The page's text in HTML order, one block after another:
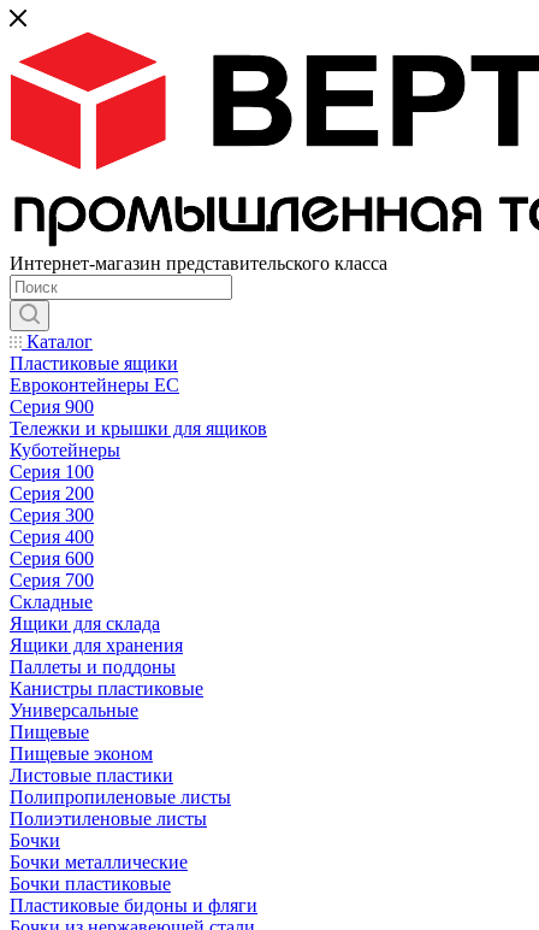
Интернет-магазин представительского класса
Каталог
Пластиковые ящики
Евроконтейнеры ЕС
Серия 900
Тележки и крышки для ящиков
Куботейнеры
Серия 100
Серия 200
Серия 300
Серия 400
Серия 600
Серия 700
Складные
Ящики для склада
Ящики для хранения
Паллеты и поддоны
Канистры пластиковые
Универсальные
Пищевые
Пищевые эконом
Листовые пластики
Полипропиленовые листы
Полиэтиленовые листы
Бочки
Бочки металлические
Бочки пластиковые
Пластиковые бидоны и фляги